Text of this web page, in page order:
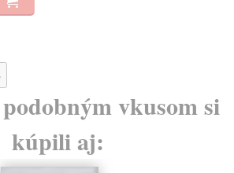
vkusom si
kúpili aj: